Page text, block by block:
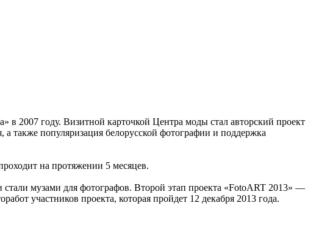
2007 году. Визитной карточкой Центра моды стал авторский проект
а также популяризация белорусской фотографии и поддержка
на протяжении 5 месяцев.
музами для фотографов. Второй этап проекта «FotoART 2013» —
участников проекта, которая пройдет 12 декабря 2013 года.